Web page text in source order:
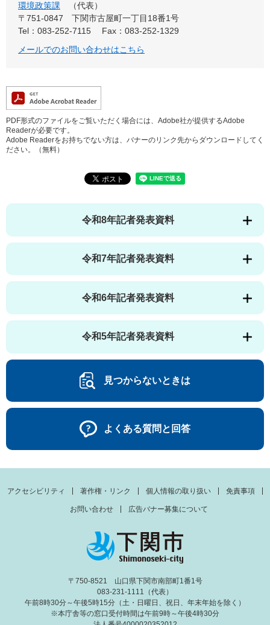
環境政策課
代表
〒751-0847
下関市古屋町一丁目18番1号
Tel：083-252-7115
Fax：083-252-1329
メールでのお問い合わせはこちら
PDF形式のファイルをご覧いただく場合には、Adobe社が提供するAdobe
Readerが必要です。
Adobe Readerをお持ちでない方は、バナーのリンク先からダウンロードしてく
ださい。（無料）
令和8年記者発表資料
令和7年記者発表資料
令和6年記者発表資料
令和5年記者発表資料
見つからないときは
よくある質問と回答
アクセシビリティ 著作権・リンク 個人情報の取り扱い 免責事項
お問い合わせ 広告バナー募集について
〒750-8521 山口県下関市南部町1番1号
083-231-1111（代表）
午前8時30分～午後5時15分（土・日曜日、祝日、年末年始を除く）
※本庁舎等の窓口受付時間は午前9時～午後4時30分